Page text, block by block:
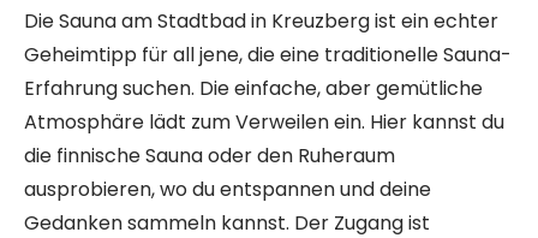
Die Sauna am Stadtbad in Kreuzberg ist ein echter
Geheimtipp für all jene, die eine traditionelle Sauna-
Erfahrung suchen. Die einfache, aber gemütliche
Atmosphäre lädt zum Verweilen ein. Hier kannst du
die finnische Sauna oder den Ruheraum
ausprobieren, wo du entspannen und deine
Gedanken sammeln kannst. Der Zugang ist